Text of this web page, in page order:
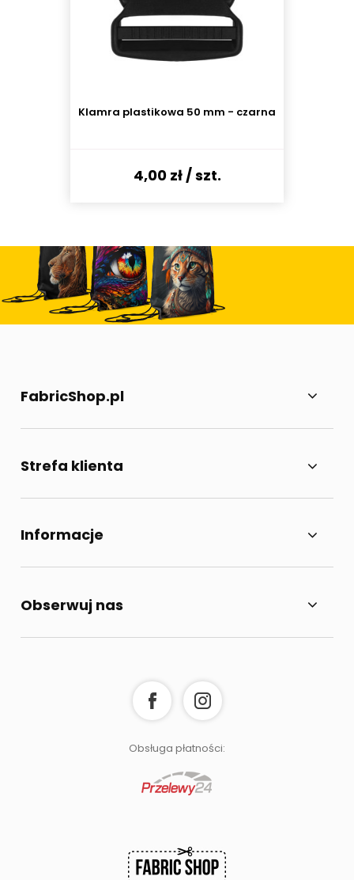
Klamra plastikowa 50 mm - czarna
4,00 zł/ szt.
FabricShop.pl
Strefa klienta
Informacje
Obserwuj nas
Obsługa płatności: